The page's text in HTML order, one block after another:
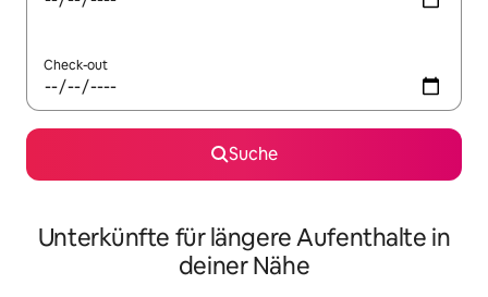
Check-out
Suche
Unterkünfte für längere Aufenthalte in
deiner Nähe